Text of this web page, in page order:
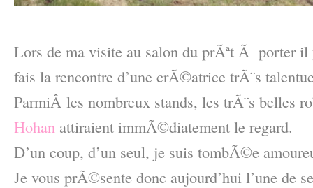
Lors de ma visite au salon du prÃªt Ã porter il
fais la rencontre d’une crÃ©atrice trÃ¨s
ParmiÂ les nombreux stands, les trÃ¨s belles
Hohan attiraient immÃ©diatement le regard.
D’un coup, d’un seul, je suis tombÃ©e
Je vous prÃ©sente donc aujourd’hui l’une de